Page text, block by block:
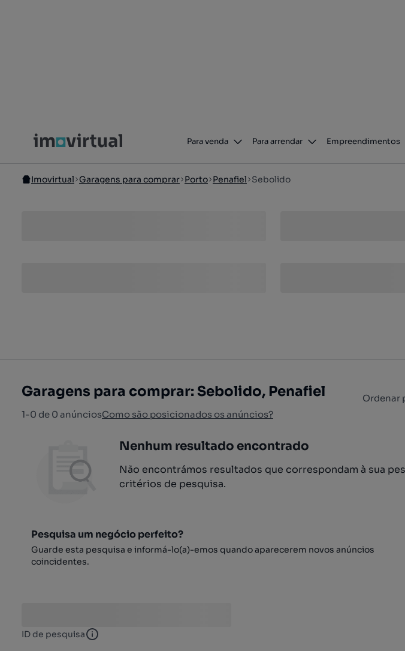
Para venda Para arrendar Empreendimentos
Imovirtual Garagens para comprar Porto Penafiel Sebolido
Garagens para comprar: Sebolido, Penafiel
1-0 de 0 anúnciosComo são posicionados os anúncios?
Ordenar
Nenhum resultado encontrado
Não encontrámos resultados que correspondam à sua
critérios de pesquisa.
Pesquisa um negócio perfeito?
Guarde esta pesquisa e informá-lo(a)-emos quando aparecerem novos anúncios
coincidentes.
ID de pesquisa ID de pesquisa